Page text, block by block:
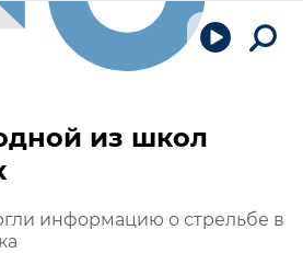
из школ
информацию о стрельбе в